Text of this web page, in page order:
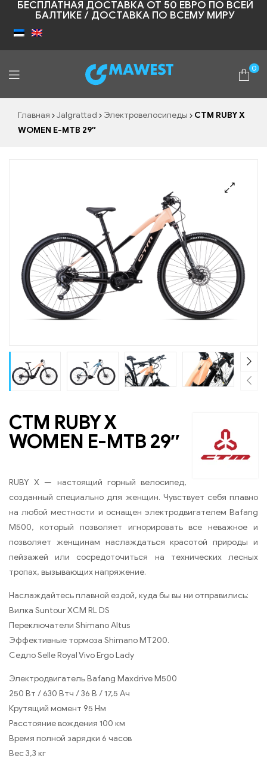
БЕСПЛАТНАЯ ДОСТАВКА ОТ 50 ЕВРО ПО ВСЕЙ
БАЛТИКЕ / ДОСТАВКА ПО ВСЕМУ МИРУ
Shopic
0
Главная Jalgrattad Электровелосипеды
CTM RUBY X
WOMEN E-MTB 29″
CTM RUBY X
WOMEN E-MTB 29″
RUBY X — настоящий горный велосипед,
созданный специально для женщин. Чувствует себя плавно
на любой местности и оснащен электродвигателем Bafang
M500, который позволяет игнорировать все неважное и
позволяет женщинам наслаждаться красотой природы и
пейзажей или сосредоточиться на технических лесных
тропах, вызывающих напряжение.
Наслаждайтесь плавной ездой, куда бы вы ни отправились:
Вилка Suntour XCM RL DS
Переключатели Shimano Altus
Эффективные тормоза Shimano MT200.
Седло Selle Royal Vivo Ergo Lady
Электродвигатель Bafang Maxdrive M500
250 Вт / 630 Втч / 36 В / 17,5 Ач
Крутящий момент 95 Нм
Расстояние вождения 100 км
Время полной зарядки 6 часов
Вес 3,3 кг